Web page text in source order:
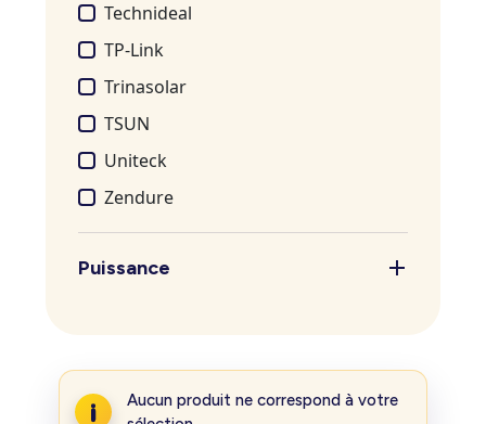
Technideal
TP-Link
Trinasolar
TSUN
Uniteck
Zendure
Puissance
Aucun produit ne correspond à votre